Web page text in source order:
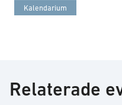
Kalendarium
Relaterade